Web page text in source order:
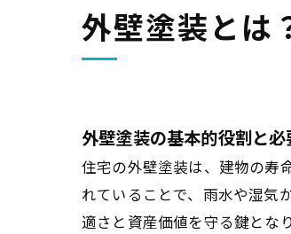
外壁塗装とは
外壁塗装の基本的役割と必
住宅の外壁塗装は、建物の寿
れていることで、雨水や湿気
適さと資産価値を守る鍵とな